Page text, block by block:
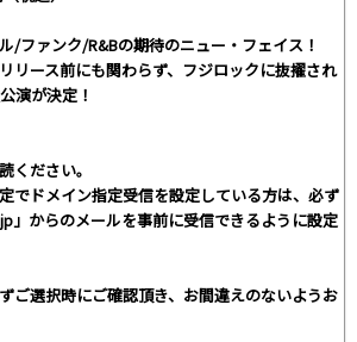
/ファンク/R&Bの期待のニュー・フェイス！
リース前にも関わらず、フジロックに抜擢され
演が決定！
ください。
でドメイン指定受信を設定している方は、必ず
」からのメールを事前に受信できるように設定
ご選択時にご確認頂き、お間違えのないようお